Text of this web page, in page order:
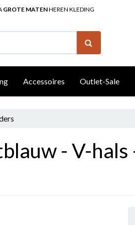
GROTE MATENHEREN KLEDING
Accessoires Outlet-Sale
- V-